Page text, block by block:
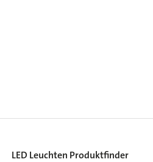
LED Leuchten Produktfinder